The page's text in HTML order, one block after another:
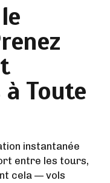
à Toute
instantanée
entre les tours,
cela — vols